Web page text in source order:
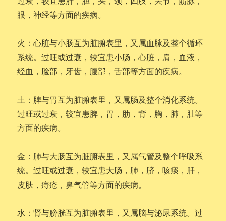
眼，神经等方面的疾病。
火：心脏与小肠互为脏腑表里，又属血脉及整个循环
系统。过旺或过衰，较宜患小肠，心脏，肩，血液，
经血，脸部，牙齿，腹部，舌部等方面的疾病。
土：脾与胃互为脏腑表里，又属肠及整个消化系统。
过旺或过衰，较宜患脾，胃，肋，背，胸，肺，肚等
方面的疾病。
金：肺与大肠互为脏腑表里，又属气管及整个呼吸系
统。过旺或过衰，较宜患大肠，肺，脐，咳痰，肝，
皮肤，痔疮，鼻气管等方面的疾病。
水：肾与膀胱互为脏腑表里，又属脑与泌尿系统。过